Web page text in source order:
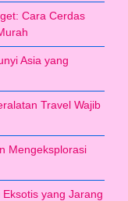
Cara Cerdas
Asia yang
Travel Wajib
Mengeksplorasi
yang Jarang